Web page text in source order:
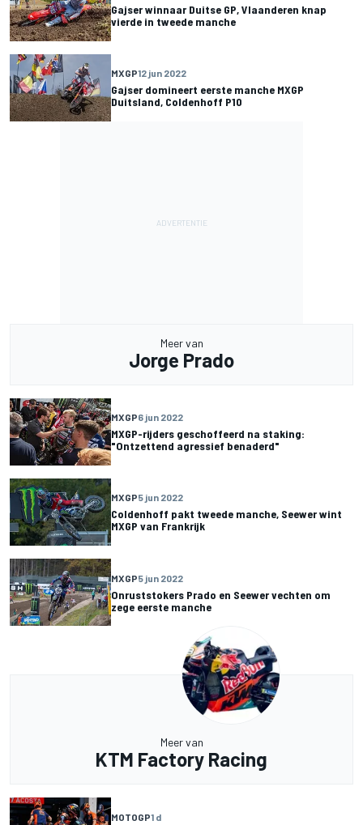
Gajser winnaar Duitse GP, Vlaanderen knap
vierde in tweede manche
MXGP12 jun 2022
Gajser domineert eerste manche MXGP
Duitsland, Coldenhoff P10
Meer van
Jorge Prado
MXGP6 jun 2022
MXGP-rijders geschoffeerd na staking:
"Ontzettend agressief benaderd"
MXGP5 jun 2022
Coldenhoff pakt tweede manche, Seewer wint
MXGP van Frankrijk
MXGP5 jun 2022
Onruststokers Prado en Seewer vechten om
zege eerste manche
Meer van
KTM Factory Racing
MOTOGP1 d